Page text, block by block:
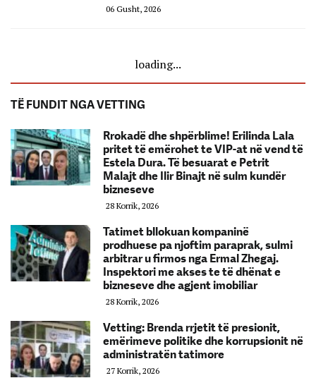
06 Gusht, 2026
loading...
TË FUNDIT NGA VETTING
Rrokadë dhe shpërblime! Erilinda Lala
pritet të emërohet te VIP-at në vend të
Estela Dura. Të besuarat e Petrit
Malajt dhe Ilir Binajt në sulm kundër
bizneseve
28 Korrik, 2026
Tatimet bllokuan kompaninë
prodhuese pa njoftim paraprak, sulmi
arbitrar u firmos nga Ermal Zhegaj.
Inspektori me akses te të dhënat e
bizneseve dhe agjent imobiliar
28 Korrik, 2026
Vetting: Brenda rrjetit të presionit,
emërimeve politike dhe korrupsionit në
administratën tatimore
27 Korrik, 2026